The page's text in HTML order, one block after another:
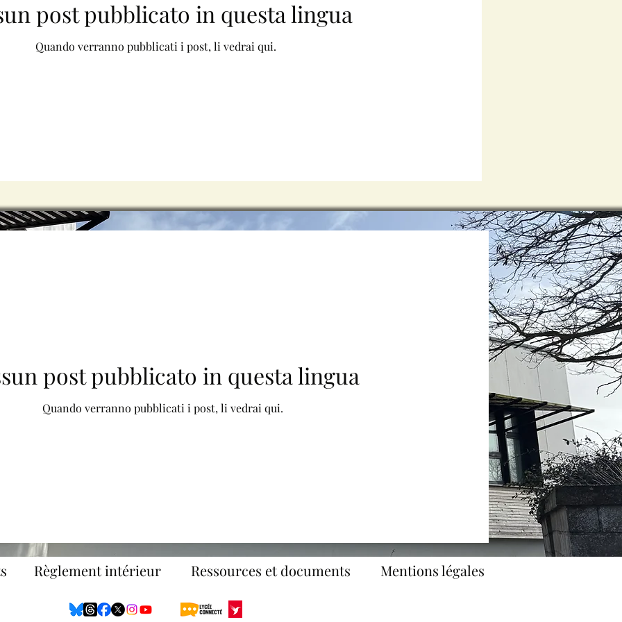
post pubblicato in questa lingua
Quando verranno pubblicati i post, li vedrai qui.
post pubblicato in questa lingua
Quando verranno pubblicati i post, li vedrai qui.
Règlement intérieur Ressources et documents Mentions légales